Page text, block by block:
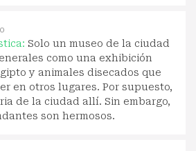
Solo un museo de la ciudad
como una exhibición
y animales disecados que
en otros lugares. Por supuesto,
de la ciudad allí. Sin embargo,
son hermosos.